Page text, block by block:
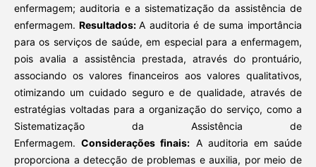
enfermagem; auditoria e a sistematização da assistência de
enfermagem. Resultados:A auditoria é de suma importância
para os serviços de saúde, em especial para a enfermagem,
pois avalia a assistência prestada, através do prontuário,
associando os valores financeiros aos valores qualitativos,
otimizando um cuidado seguro e de qualidade, através de
estratégias voltadas para a organização do serviço, como a
Sistematização da Assistência de
Enfermagem.Considerações finais: A auditoria em saúde
proporciona a detecção de problemas e auxilia, por meio de